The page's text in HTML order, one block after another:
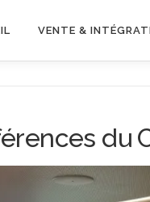
VENTE &
du